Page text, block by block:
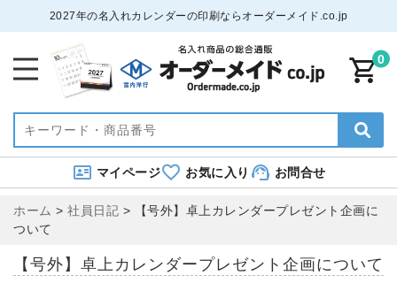
2027年の名入れカレンダーの印刷ならオーダーメイド.co.jp
0
マイページ お気に入り お問合せ
ホーム > 社員日記 >
【号外】卓上カレンダープレゼント企画に
ついて
【号外】卓上カレンダープレゼント企画について